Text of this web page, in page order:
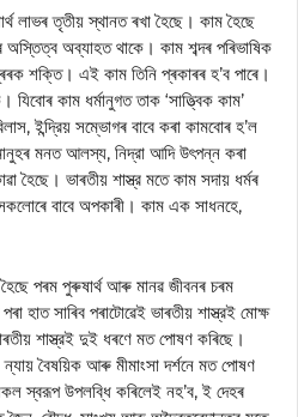
লাভৰ তৃতীয় স্থানত ৰখা হৈছে। কাম হৈছে
অব্যাহত থাকে। কাম শব্দৰ পৰিভাষিক
শক্তি। এই কাম তিনি প্ৰকাৰৰ হ’ব পাৰে।
কাম ধর্মানুগত তাক ‘সাত্ত্বিক কাম’
ইন্দ্রিয় সম্ভোগৰ বাবে কৰা কামবোৰ হ’ল
মনত আলস্য, নিদ্রা আদি উৎপন্ন কৰা
হৈছে। ভাৰতীয় শাস্ত্র মতে কাম সদায় ধৰ্মৰ
বাবে অপকাৰী। কাম এক সাধনহে,
হৈছে পৰম পুৰুষাৰ্থ আৰু মানৱ জীবনৰ চৰম
হাত সাৰিব পৰাটোৱেই ভাৰতীয় শাস্ত্রই মোক্ষ
শাস্ত্রই দুই ধৰণে মত পোষণ কৰিছে।
বৈষয়িক আৰু মীমাংসা দর্শনে মত পোষণ
স্বরূপ উপলব্ধি কৰিলেই নহ’ব, ই দেহৰ